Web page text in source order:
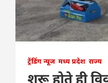
ट्रेंडिंग न्यूज मध्य प्रदेश राज्य
शुरू होते ही